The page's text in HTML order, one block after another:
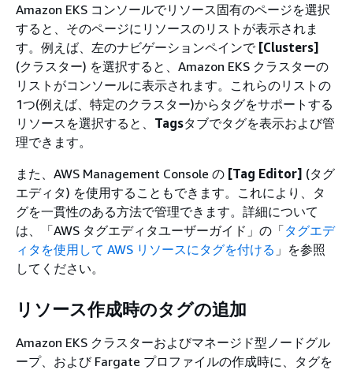
Amazon EKS コンソールでリソース固有のページを選択
すると、そのページにリソースのリストが表示されま
す。例えば、左のナビゲーションペインで [Clusters]
(クラスター) を選択すると、Amazon EKS クラスターの
リストがコンソールに表示されます。これらのリストの
1つ(例えば、特定のクラスター)からタグをサポートする
リソースを選択すると、 Tagsタブでタグを表示および管
理できます。
また、AWS Management Console の [Tag Editor] (タグ
エディタ) を使用することもできます。これにより、タ
グを一貫性のある方法で管理できます。詳細について
は、「AWS タグエディタユーザーガイド」の「タグエデ
ィタを使用して AWS リソースにタグを付ける 」を参照
してください。
リソース作成時のタグの追加
Amazon EKS クラスターおよびマネージド型ノードグル
ープ、および Fargate プロファイルの作成時に、タグを